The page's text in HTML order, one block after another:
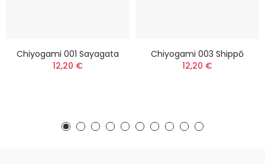
Chiyogami 001 Sayagata
12,20 €
Chiyogami 003 Shippō
12,20 €